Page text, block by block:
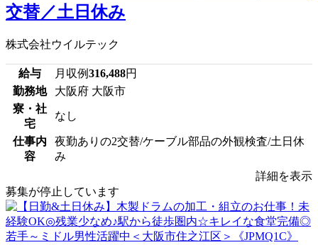
交替／土日休み
株式会社ウイルテック
給与 月収例316,488円
勤務地
大阪府 大阪市
寮・社
宅
なし
仕事内
容
夜勤ありの2交替/ケーブル部品の外観検査/土日休
み
詳細を表示
募集が停止しています